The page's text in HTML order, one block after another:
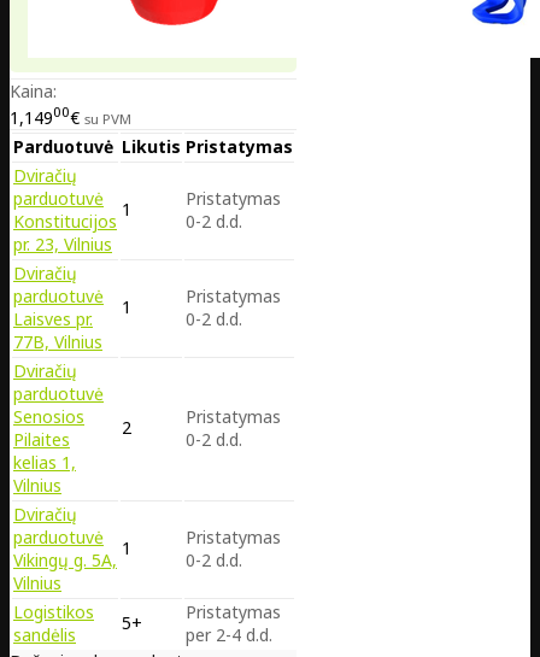
Kaina:
1,14900€ su PVM
Parduotuvė Likutis Pristatymas
Dviračių
parduotuvė
Konstitucijos
pr. 23, Vilnius
1
Pristatymas
0-2 d.d.
Dviračių
parduotuvė
Laisves pr.
77B, Vilnius
1
Pristatymas
0-2 d.d.
Dviračių
parduotuvė
Senosios
Pilaites
kelias 1,
Vilnius
2
Pristatymas
0-2 d.d.
Dviračių
parduotuvė
Vikingų g. 5A,
Vilnius
1
Pristatymas
0-2 d.d.
Logistikos
sandėlis
5+
Pristatymas
per 2-4 d.d.